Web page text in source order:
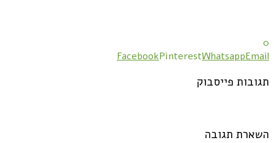
0
FacebookPinterestWhatsappEmail
תגובות פייסבוק
השארת תגובה